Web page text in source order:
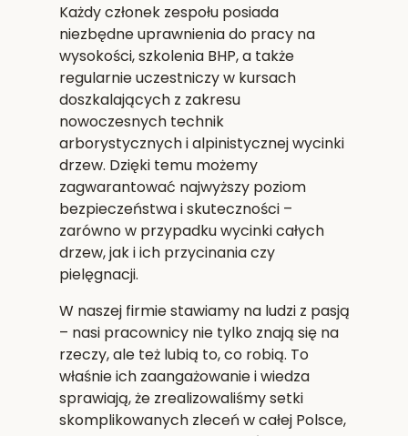
Każdy członek zespołu posiada
niezbędne uprawnienia do pracy na
wysokości, szkolenia BHP, a także
regularnie uczestniczy w kursach
doszkalających z zakresu
nowoczesnych technik
arborystycznych i alpinistycznej wycinki
drzew. Dzięki temu możemy
zagwarantować najwyższy poziom
bezpieczeństwa i skuteczności –
zarówno w przypadku wycinki całych
drzew, jak i ich przycinania czy
pielęgnacji.
W naszej firmie stawiamy na ludzi z pasją
– nasi pracownicy nie tylko znają się na
rzeczy, ale też lubią to, co robią. To
właśnie ich zaangażowanie i wiedza
sprawiają, że zrealizowaliśmy setki
skomplikowanych zleceń w całej Polsce,